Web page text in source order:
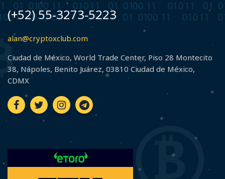
(+52) 55-3273-5223
alan@cryptoxclub.com
Ciudad de México, World Trade Center, Piso 28 Montecito
38, Nápoles, Benito Juárez, 03810 Ciudad de México,
CDMX